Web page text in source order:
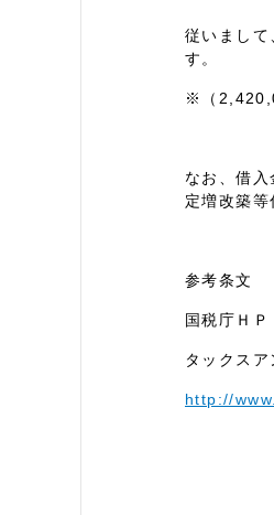
従いまし
す。
※（
なお、借
定増改築等
参考条文
国税庁ＨＰ
タックス
http://